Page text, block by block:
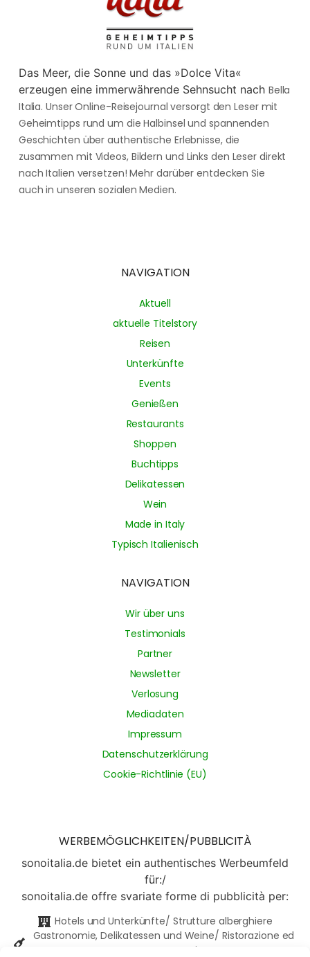
Das Meer, die Sonne und das »Dolce Vita«
erzeugen eine immerwährende Sehnsucht nach Bella
Italia. Unser Online-Reisejournal versorgt den Leser mit
Geheimtipps rund um die Halbinsel und spannenden
Geschichten über authentische Erlebnisse, die
zusammen mit Videos, Bildern und Links den Leser direkt
nach Italien versetzen! Mehr darüber entdecken Sie
auch in unseren sozialen Medien.
NAVIGATION
Aktuell
aktuelle Titelstory
Reisen
Unterkünfte
Events
Genießen
Restaurants
Shoppen
Buchtipps
Delikatessen
Wein
Made in Italy
Typisch Italienisch
NAVIGATION
Wir über uns
Testimonials
Partner
Newsletter
Verlosung
Mediadaten
Impressum
Datenschutzerklärung
Cookie-Richtlinie (EU)
WERBEMÖGLICHKEITEN/PUBBLICITÀ
sonoitalia.de bietet ein authentisches Werbeumfeld
für:/
sonoitalia.de offre svariate forme di pubblicità per:
Hotels und Unterkünfte/ Strutture alberghiere
Gastronomie, Delikatessen und Weine/ Ristorazione ed
enogastronomia